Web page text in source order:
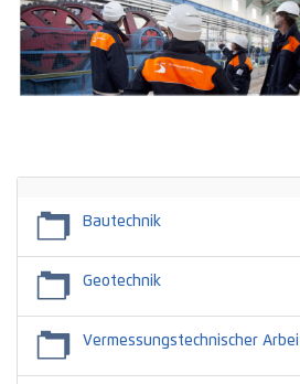
Titel
Bautechnik
Geotechnik
Vermessungstechnischer